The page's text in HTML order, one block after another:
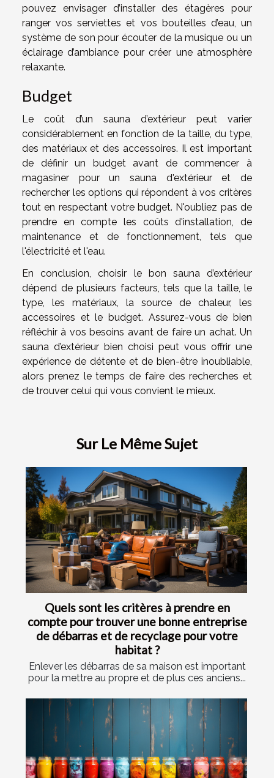
pouvez envisager d’installer des étagères pour
ranger vos serviettes et vos bouteilles d’eau, un
système de son pour écouter de la musique ou un
éclairage d’ambiance pour créer une atmosphère
relaxante.
Budget
Le coût d’un sauna d’extérieur peut varier
considérablement en fonction de la taille, du type,
des matériaux et des accessoires. Il est important
de définir un budget avant de commencer à
magasiner pour un sauna d'extérieur et de
rechercher les options qui répondent à vos critères
tout en respectant votre budget. N'oubliez pas de
prendre en compte les coûts d'installation, de
maintenance et de fonctionnement, tels que
l'électricité et l'eau.
En conclusion, choisir le bon sauna d’extérieur
dépend de plusieurs facteurs, tels que la taille, le
type, les matériaux, la source de chaleur, les
accessoires et le budget. Assurez-vous de bien
réfléchir à vos besoins avant de faire un achat. Un
sauna d’extérieur bien choisi peut vous offrir une
expérience de détente et de bien-être inoubliable,
alors prenez le temps de faire des recherches et
de trouver celui qui vous convient le mieux.
Sur Le Même Sujet
Quels sont les critères à prendre en
compte pour trouver une bonne entreprise
de débarras et de recyclage pour votre
habitat ?
Enlever les débarras de sa maison est important
pour la mettre au propre et de plus ces anciens...